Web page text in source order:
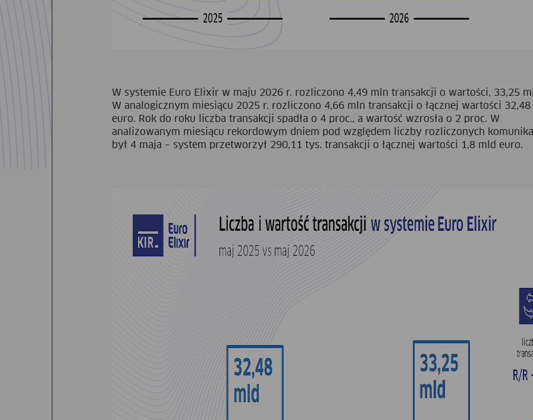
W systemie Euro Elixir w maju 2026 r. rozliczono 4,49 mln transakcji o wartości, 33,25
W analogicznym miesiącu 2025 r. rozliczono 4,66 mln transakcji o łącznej wartości
euro. Rok do roku liczba transakcji spadła o 4 proc., a wartość wzrosła o 2 proc. W
analizowanym miesiącu rekordowym dniem pod względem liczby rozliczonych
był 4 maja – system przetworzył 290,11 tys. transakcji o łącznej wartości 1,8 mld euro.